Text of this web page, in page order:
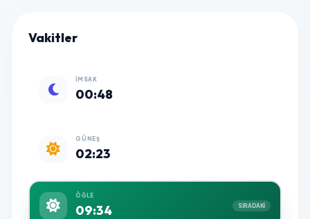
Vakitler
İMSAK
00:48
GÜNEŞ
02:23
ÖĞLE
09:34 SIRADAKİ